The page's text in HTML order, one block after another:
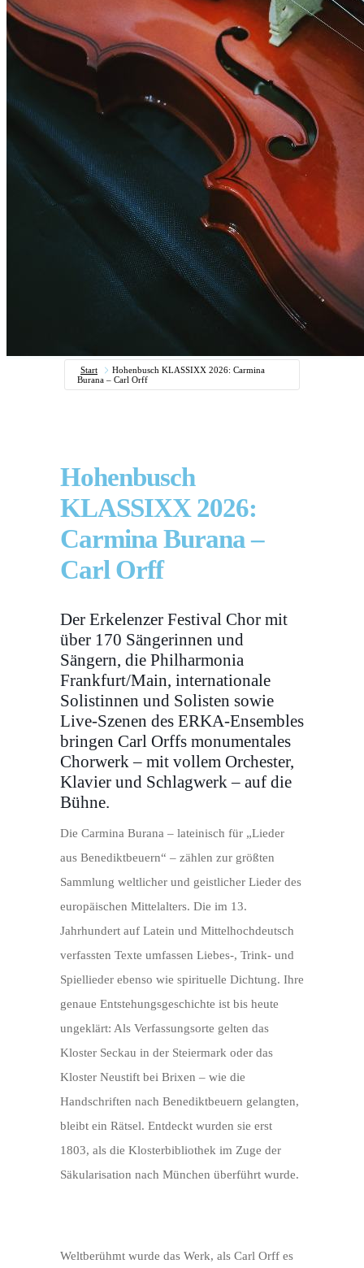
Start
Hohenbusch KLASSIXX 2026: Carmina
Burana – Carl Orff
Hohenbusch
KLASSIXX 2026:
Carmina Burana –
Carl Orff
Der Erkelenzer Festival Chor mit
über 170 Sängerinnen und
Sängern, die Philharmonia
Frankfurt/Main, internationale
Solistinnen und Solisten sowie
Live-Szenen des ERKA-Ensembles
bringen Carl Orffs monumentales
Chorwerk – mit vollem Orchester,
Klavier und Schlagwerk – auf die
Bühne.
Die Carmina Burana – lateinisch für „Lieder
aus Benediktbeuern“ – zählen zur größten
Sammlung weltlicher und geistlicher Lieder des
europäischen Mittelalters. Die im 13.
Jahrhundert auf Latein und Mittelhochdeutsch
verfassten Texte umfassen Liebes-, Trink- und
Spiellieder ebenso wie spirituelle Dichtung. Ihre
genaue Entstehungsgeschichte ist bis heute
ungeklärt: Als Verfassungsorte gelten das
Kloster Seckau in der Steiermark oder das
Kloster Neustift bei Brixen – wie die
Handschriften nach Benediktbeuern gelangten,
bleibt ein Rätsel. Entdeckt wurden sie erst
1803, als die Klosterbibliothek im Zuge der
Säkularisation nach München überführt wurde.
Weltberühmt wurde das Werk, als Carl Orff es